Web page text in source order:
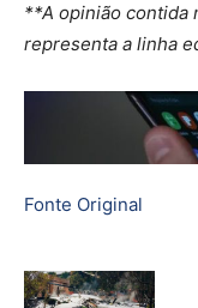
**A opinião contida
representa a linha
Fonte Original